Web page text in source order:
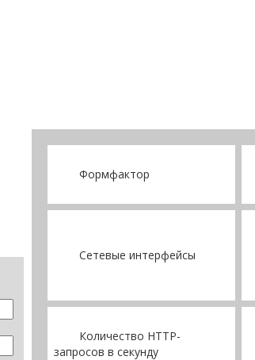
Формфактор
Сетевые интерфейсы
Количество HTTP-
запросов в секунду